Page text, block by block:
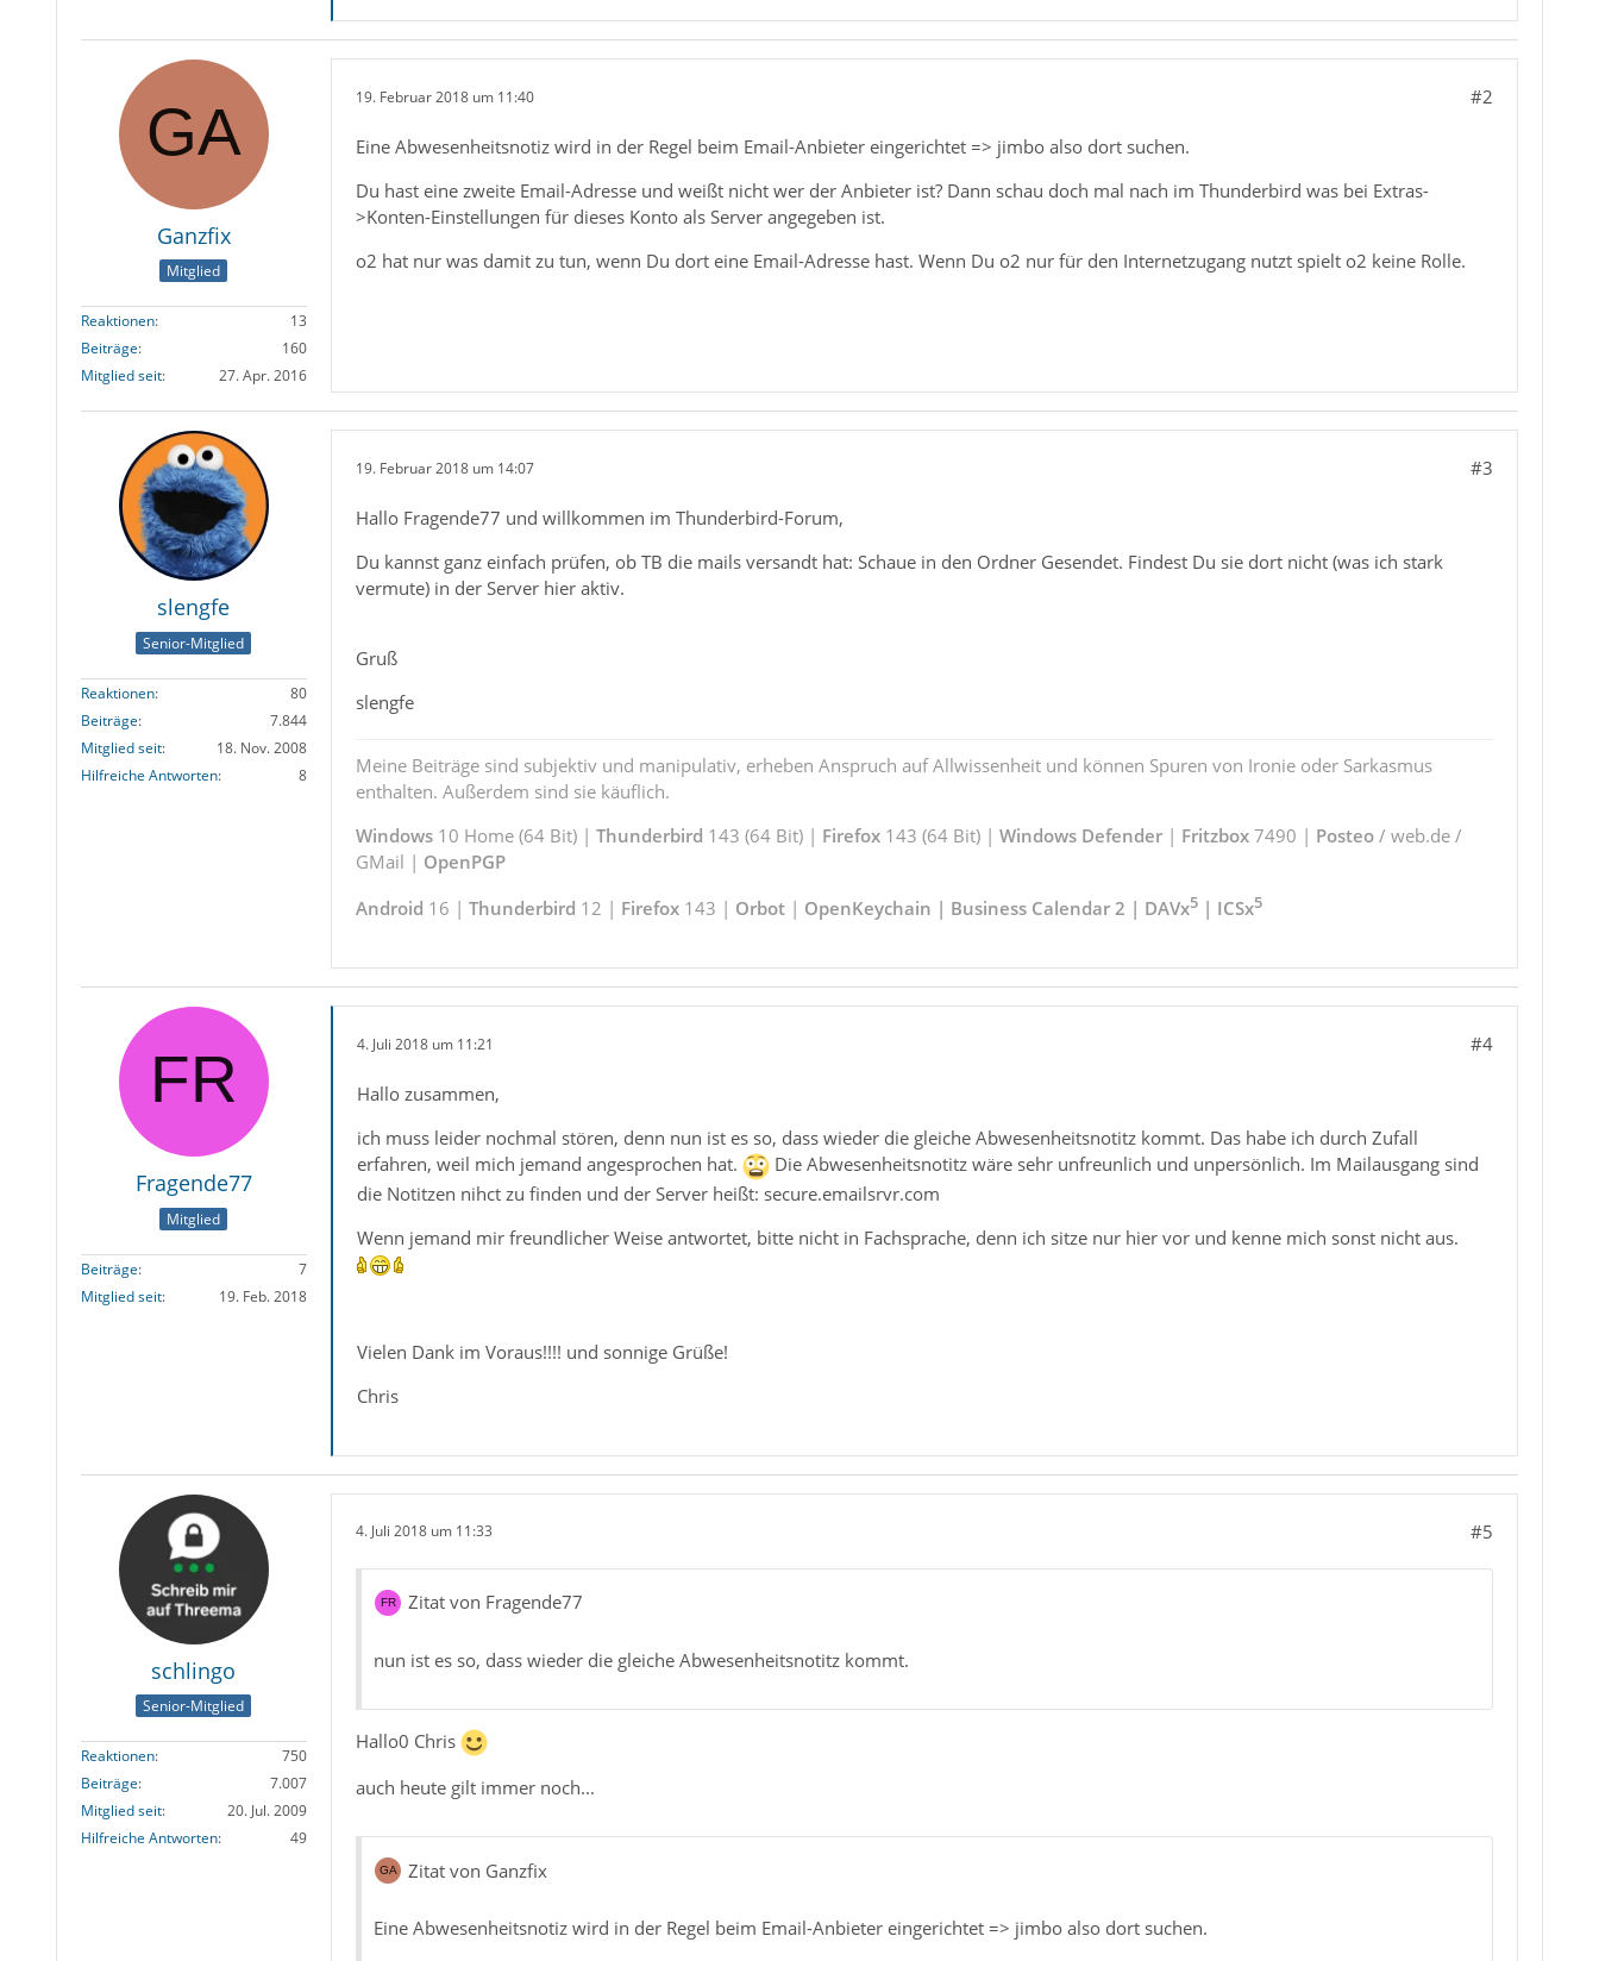
Ganzfix
Mitglied
Reaktionen
13
Beiträge
160
Mitglied seit
27. Apr. 2016
19. Februar 2018 um 11:40 #2
Eine Abwesenheitsnotiz wird in der Regel beim Email-Anbieter eingerichtet => jimbo also dort suchen.
Du hast eine zweite Email-Adresse und weißt nicht wer der Anbieter ist? Dann schau doch mal nach im Thunderbird was bei Extras-
>Konten-Einstellungen für dieses Konto als Server angegeben ist.
o2 hat nur was damit zu tun, wenn Du dort eine Email-Adresse hast. Wenn Du o2 nur für den Internetzugang nutzt spielt o2 keine Rolle.
slengfe
Senior-Mitglied
Reaktionen
80
Beiträge
7.844
Mitglied seit
18. Nov. 2008
Hilfreiche Antworten
8
19. Februar 2018 um 14:07 #3
Hallo Fragende77 und willkommen im Thunderbird-Forum,
Du kannst ganz einfach prüfen, ob TB die mails versandt hat: Schaue in den Ordner Gesendet. Findest Du sie dort nicht (was ich stark
vermute) in der Server hier aktiv.
Gruß
slengfe
Meine Beiträge sind subjektiv und manipulativ, erheben Anspruch auf Allwissenheit und können Spuren von Ironie oder Sarkasmus
enthalten. Außerdem sind sie käuflich.
Windows10 Home (64 Bit) | Thunderbird 143 (64 Bit) | Firefox143 (64 Bit) | Windows Defender| Fritzbox7490 | Posteo/ web.de /
GMail | OpenPGP
Android 16 | Thunderbird 12 | Firefox143 | Orbot| OpenKeychain | Business Calendar 2 | DAVx5| ICSx5
Fragende77
Mitglied
Beiträge
7
Mitglied seit
19. Feb. 2018
4. Juli 2018 um 11:21 #4
Hallo zusammen,
ich muss leider nochmal stören, denn nun ist es so, dass wieder die gleiche Abwesenheitsnotitz kommt. Das habe ich durch Zufall
erfahren, weil mich jemand angesprochen hat.
Die Abwesenheitsnotitz wäre sehr unfreunlich und unpersönlich. Im Mailausgang sind
die Notitzen nihct zu finden und der Server heißt: secure.emailsrvr.com
Wenn jemand mir freundlicher Weise antwortet, bitte nicht in Fachsprache, denn ich sitze nur hier vor und kenne mich sonst nicht aus.
Vielen Dank im Voraus!!!! und sonnige Grüße!
Chris
schlingo
Senior-Mitglied
Reaktionen
750
Beiträge
7.007
Mitglied seit
20. Jul. 2009
Hilfreiche Antworten
49
4. Juli 2018 um 11:33 #5
Zitat von Fragende77
nun ist es so, dass wieder die gleiche Abwesenheitsnotitz kommt.
Hallo0 Chris
auch heute gilt immer noch...
Zitat von Ganzfix
Eine Abwesenheitsnotiz wird in der Regel beim Email-Anbieter eingerichtet => jimbo also dort suchen.